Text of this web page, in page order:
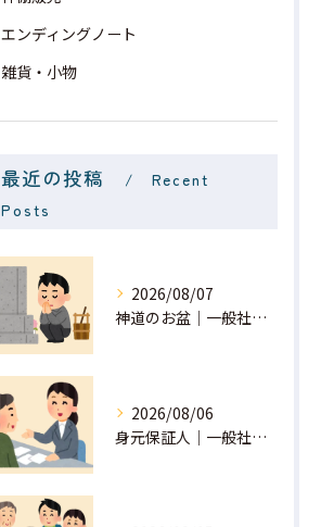
エンディングノート
雑貨・小物
最近の投稿
Recent
Posts
2026/08/07
神道のお盆｜一般社団法人 星月
2026/08/06
身元保証人｜一般社団法人 星月